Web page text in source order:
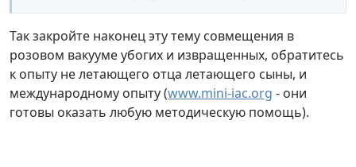
Так закройте наконец эту тему совмещения в
розовом вакууме убогих и извращенных, обратитесь
к опыту не летающего отца летающего сыны, и
международному опыту (www.mini-iac.org - они
готовы оказать любую методическую помощь).